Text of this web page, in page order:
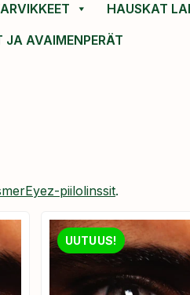
HAUSKAT
JA AVAIMENPERÄT
piilolinssit.
UUTUUS!